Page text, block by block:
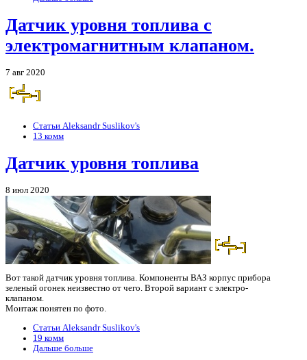
Датчик уровня топлива с
электромагнитным клапаном.
7 авг 2020
Статьи Aleksandr Suslikov's
13 комм
Датчик уровня топлива
8 июл 2020
Вот такой датчик уровня топлива. Компоненты ВАЗ корпус прибора
зеленый огонек неизвестно от чего. Второй вариант с электро-
клапаном.
Монтаж понятен по фото.
Статьи Aleksandr Suslikov's
19 комм
Дальше больше